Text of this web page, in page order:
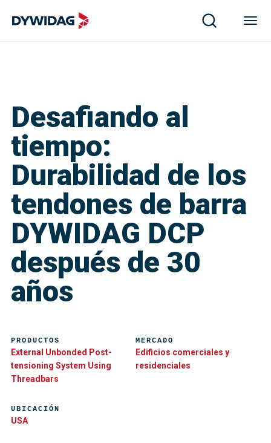
Desafiando al
tiempo:
Durabilidad de los
tendones de barra
DYWIDAG DCP
después de 30
años
PRODUCTOS
External Unbonded Post-
tensioning System Using
Threadbars
MERCADO
Edificios comerciales y
residenciales
UBICACIÓN
USA